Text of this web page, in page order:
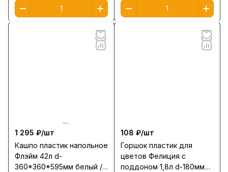
1 295 ₽/шт
Кашпо пластик напольное
Флэйм 42л d-
360*360*595мм белый /
108 ₽/шт
Горшок пластик для
цветов Фелиция с
поддоном 1,8л d-180мм